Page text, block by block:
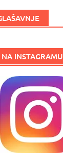
INSTAGRAMU